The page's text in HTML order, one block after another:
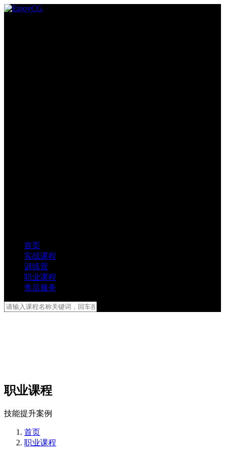
首页
实战课程
训练营
职业课程
售后服务
职业课程
技能提升案例
首页
职业课程